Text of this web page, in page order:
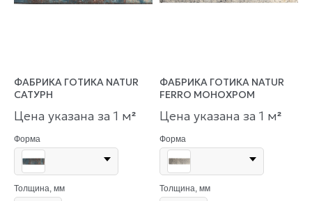
ФАБРИКА ГОТИКА NATUR
САТУРН
Цена указана за 1 м²
Форма
Толщина, мм
ФАБРИКА ГОТИКА NATUR
FERRO МОНОХРОМ
Цена указана за 1 м²
Форма
Толщина, мм